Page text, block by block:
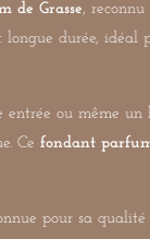
de Grasse,
durée,
ou même
Ce fondant
pour sa